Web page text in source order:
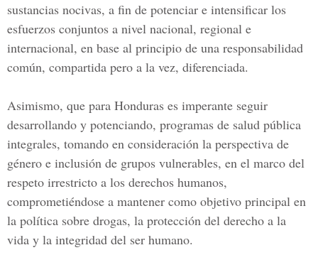
sustancias nocivas, a fin de potenciar e intensificar los
esfuerzos conjuntos a nivel nacional, regional e
internacional, en base al principio de una responsabilidad
común, compartida pero a la vez, diferenciada.
Asimismo, que para Honduras es imperante seguir
desarrollando y potenciando, programas de salud pública
integrales, tomando en consideración la perspectiva de
género e inclusión de grupos vulnerables, en el marco del
respeto irrestricto a los derechos humanos,
comprometiéndose a mantener como objetivo principal en
la política sobre drogas, la protección del derecho a la
vida y la integridad del ser humano.